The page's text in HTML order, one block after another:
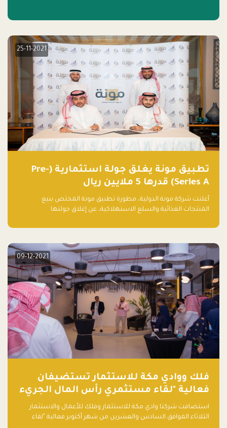
25-11-2021
تطبيق مونة يغلق جولة استثمارية (Pre-
Series A) قدرها 5 ملايين ريال
أعلنت شركة مونة الدولية، مطورة تطبيق مونة المختص ببيع
المنتجات الغذائية والسلع الاستهلاكية، عن إغلاق جولتها
دولار أمريكي)، بقيادة شركتي دعم المنشآت المحدودة وتسارع القابضة
09-12-2021
فلك ووادي مكة للاستثمار تستضيفان
فعالية "لقاء مستثمري رأس المال الجريء
في المنطقة"
استضافت شركتا وادي مكة للاستثمار وفلك للأعمال والاستثمار
الثلاثاء الموافق السادس والعشرين من شهر أكتوبر فعالية "لقاء